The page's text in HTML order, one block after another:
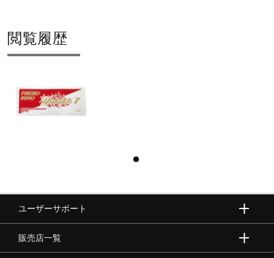
閲覧履歴
ユーザーサポート
販売店一覧